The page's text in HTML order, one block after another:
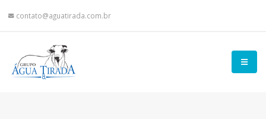
contato@aguatirada.com.br